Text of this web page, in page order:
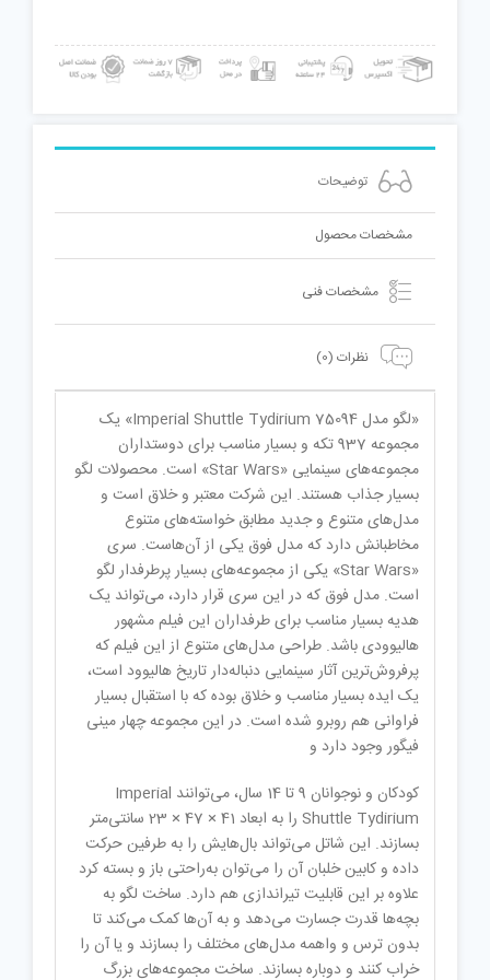
توضیحات
مشخصات محصول
مشخصات فنی
نظرات (0)
«لگو مدل Imperial Shuttle Tydirium 75094» یک
مجموعه 937 تکه و بسیار مناسب برای دوستداران
مجموعه‌های سینمایی «Star Wars» است. محصولات لگو
بسیار جذاب هستند. این شرکت معتبر و خلاق است و
مدل‌های متنوع و جدید مطابق خواسته‌های متنوع
مخاطبانش دارد که مدل فوق یکی از آن‌هاست. سری
«Star Wars» یکی از مجموعه‌های بسیار پرطرفدار لگو
است. مدل فوق که در این سری قرار دارد، می‌تواند یک
هدیه بسیار مناسب برای طرفداران این فیلم مشهور
هالیوودی باشد. طراحی مدل‌های متنوع از این فیلم که
پرفروش‌ترین آثار سینمایی دنباله‌دار تاریخ هالیوود است،
یک ایده بسیار مناسب و خلاق بوده که با استقبال بسیار
فراوانی هم روبرو شده است. در این مجموعه چهار مینی
فیگور وجود دارد و
کودکان و نوجوانان 9 تا 14 سال، می‌توانند Imperial
Shuttle Tydirium را به ابعاد 41 × 47 × 23 سانتی‌متر
بسازند. این شاتل می‌تواند بال‌هایش را به طرفین حرکت
داده و کابین خلبان آن را می‌توان به‌راحتی باز و بسته کرد
علاوه بر این قابلیت تیراندازی هم دارد. ساخت لگو به
بچه‌ها قدرت جسارت می‌دهد و به آن‌ها کمک می‌کند تا
بدون ترس و واهمه مدل‌های مختلف را بسازند و یا آن را
خراب کنند و دوباره بسازند. ساخت مجموعه‌های بزرگ